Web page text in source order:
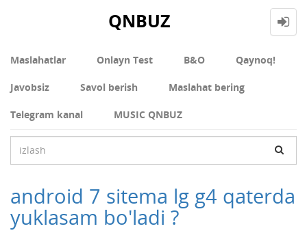
QNBUZ
Maslahatlar Onlayn Test В&О Qaynoq!
Javobsiz Savol berish Maslahat bering
Telegram kanal MUSIC QNBUZ
android 7 sitema lg g4 qaterda
yuklasam bo'ladi ?